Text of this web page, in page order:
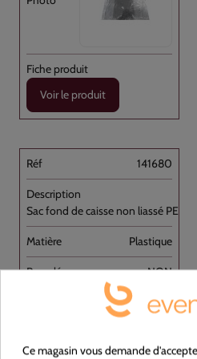
Voir le produit
141680
Sac fond de caisse non liassé PEBD
Plastique
NON
Blanc
680+200+200x720
Ce magasin vous demande